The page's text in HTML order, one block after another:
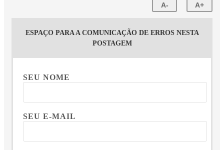
A- A+
ESPAÇO PARA A COMUNICAÇÃO DE ERROS NESTA
POSTAGEM
SEU NOME
SEU E-MAIL